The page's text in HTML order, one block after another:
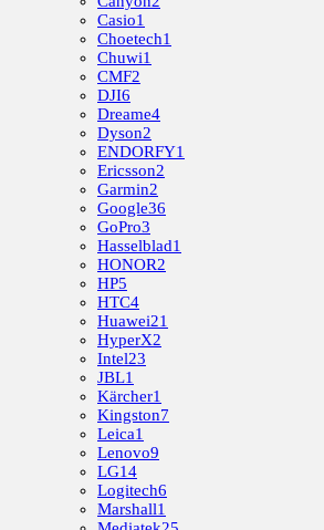
Casio1
Choetech1
Chuwi1
CMF2
DJI6
Dreame4
Dyson2
ENDORFY1
Ericsson2
Garmin2
Google36
GoPro3
Hasselblad1
HONOR2
HP5
HTC4
Huawei21
HyperX2
Intel23
JBL1
Kärcher1
Kingston7
Leica1
Lenovo9
LG14
Logitech6
Marshall1